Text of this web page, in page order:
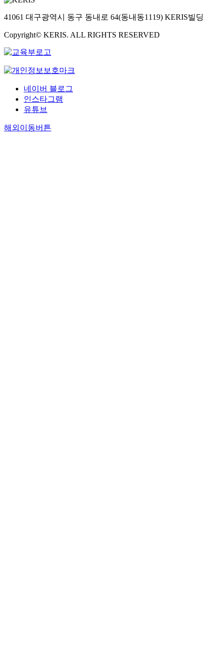
41061 대구광역시 동구 동내로 64(동내동1119) KERIS빌딩
Copyright© KERIS. ALL RIGHTS RESERVED
네이버 블로그
인스타그램
유튜브
해외이동버튼